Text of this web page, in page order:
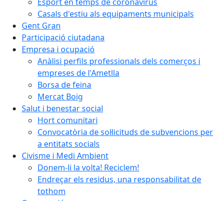
Esport en temps de coronavirus
Casals d'estiu als equipaments municipals
Gent Gran
Participació ciutadana
Empresa i ocupació
Anàlisi perfils professionals dels comerços i
empreses de l'Ametlla
Borsa de feina
Mercat Boig
Salut i benestar social
Hort comunitari
Convocatòria de sol·licituds de subvencions per
a entitats socials
Civisme i Medi Ambient
Donem-li la volta! Reciclem!
Endreçar els residus, una responsabilitat de
tothom